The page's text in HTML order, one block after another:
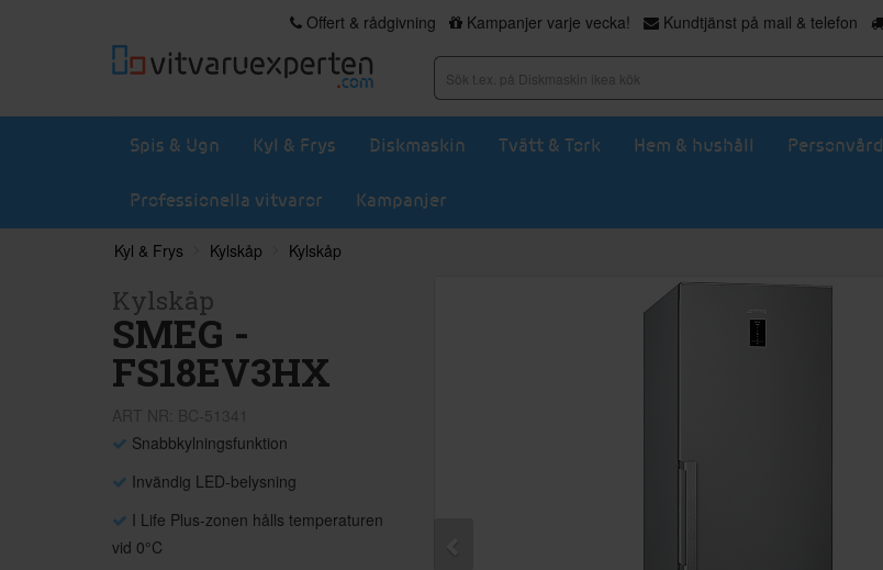
Offert & rådgivning Kampanjer varje vecka! Kundtjänst på mail & telefon
Spis & Ugn Kyl & Frys Diskmaskin Tvätt & Tork Hem & hushåll Personvård
Professionella vitvaror Kampanjer
Kyl & Frys Kylskåp Kylskåp
Kylskåp
SMEG -
FS18EV3HX
Snabbkylningsfunktion
Invändig LED-belysning
I Life Plus-zonen hålls temperaturen
vid 0°C